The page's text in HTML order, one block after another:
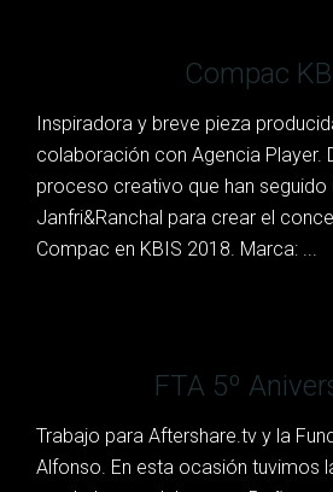
Compac
Inspiradora y breve pieza
colaboración con Agencia Player.
proceso creativo que han seguido
Janfri&Ranchal para crear el
Compac en KBIS 2018. Marca: ...
FTA 5º
Trabajo para Aftershare.tv y la
Alfonso. En esta ocasión tuvimos